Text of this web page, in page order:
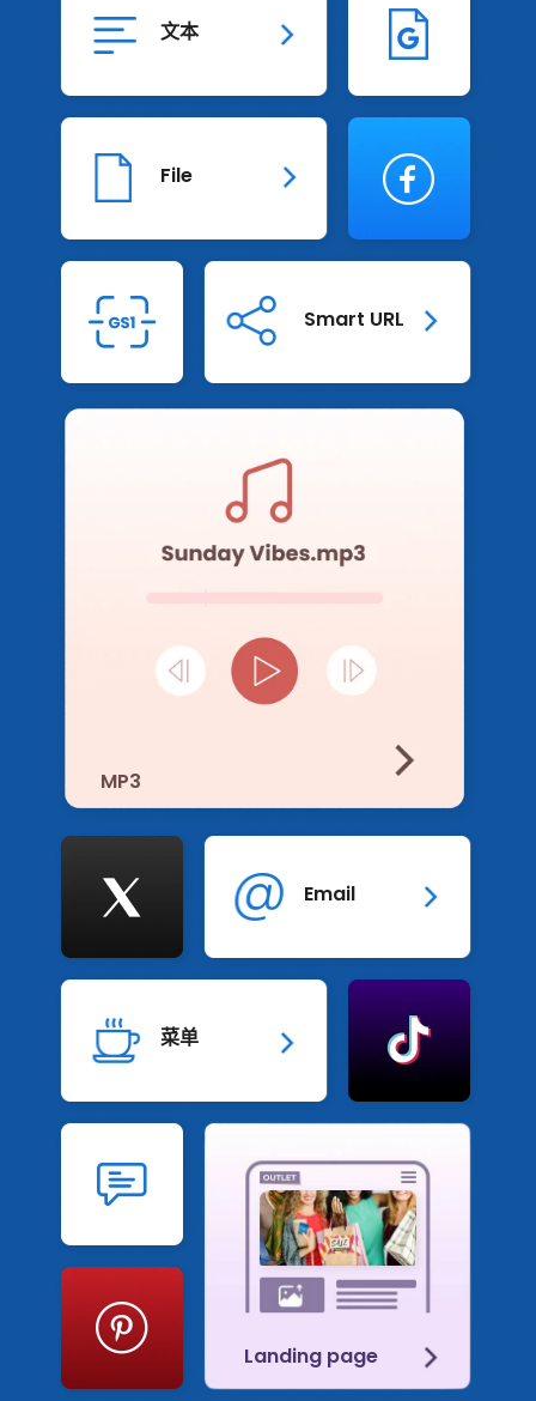
Facebook 二维码
Pinterest 二维码
QR 解码：2026 年 QR 码行业洞察报告
电子书和网络研讨会
应用程序和集成
视频教程和播客
QR TIGER与其他二维码生成器的比较
文本
MP3
File
Smart URL
GS1 数字化
推特
Landing page
短信
Email
菜单
Pinterest